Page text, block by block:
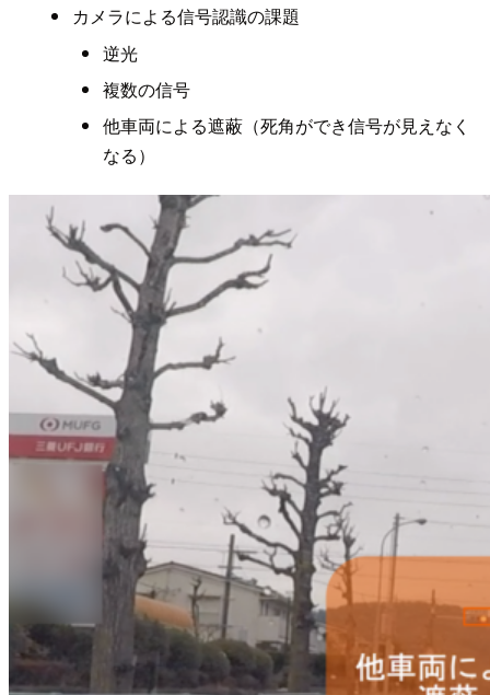
カメラによる信号認識の課題
逆光
複数の信号
他車両による遮蔽（死角ができ信号が見えなく
なる）